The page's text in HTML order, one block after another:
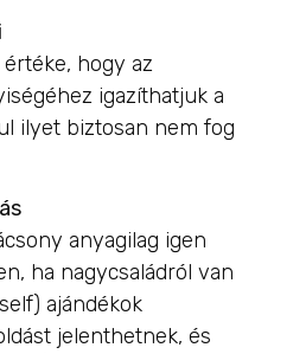
hogy az
igazíthatjuk a
ilyet biztosan nem fog
anyagilag igen
ha nagycsaládról van
ajándékok
jelenthetnek, és